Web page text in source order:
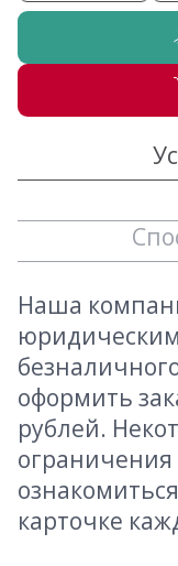
Наша
оформить
рублей.
карточке